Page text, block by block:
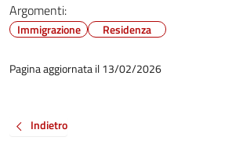
Argomenti:
Immigrazione Residenza
Pagina aggiornata il 13/02/2026
Indietro